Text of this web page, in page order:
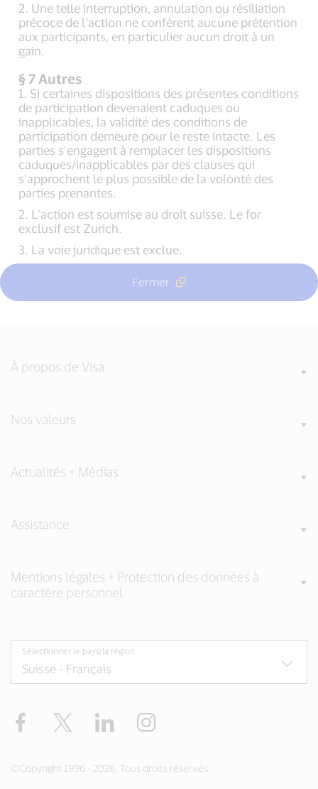
2. Une telle interruption, annulation ou résiliation
précoce de l’action ne confèrent aucune prétention
aux participants, en particulier aucun droit à un
gain.
§ 7 Autres
1. Si certaines dispositions des présentes conditions
de participation devenaient caduques ou
inapplicables, la validité des conditions de
participation demeure pour le reste intacte. Les
parties s’engagent à remplacer les dispositions
caduques/inapplicables par des clauses qui
s’approchent le plus possible de la volonté des
parties prenantes.
2. L’action est soumise au droit suisse. Le for
exclusif est Zurich.
3. La voie juridique est exclue.
Fermer
À propos de Visa
Nos valeurs
Actualités + Médias
Assistance
Mentions légales + Protection des données à
caractère personnel
Sélectionner le pays/la région
Facebook Twitter LinkedIn
©Copyright 1996 - 2026. Tous droits réservés.